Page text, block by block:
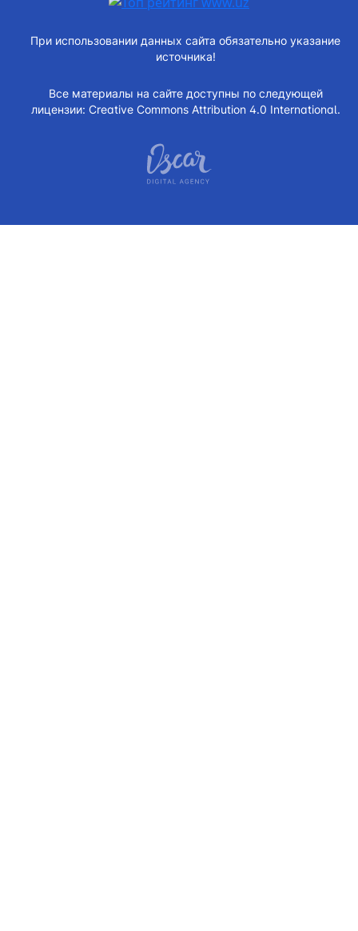
При использовании данных сайта обязательно указание
источника!
Все материалы на сайте доступны по следующей
лицензии: Creative Commons Attribution 4.0 International.